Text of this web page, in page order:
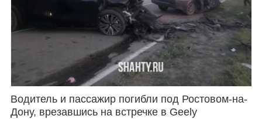
Водитель и пассажир погибли под Ростовом-на-
Дону, врезавшись на встречке в Geely